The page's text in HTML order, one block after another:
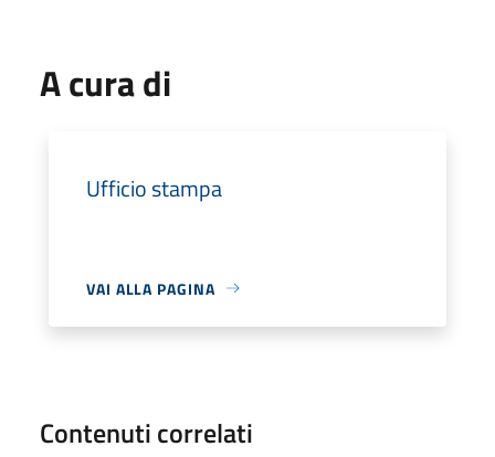
A cura di
Ufficio stampa
VAI ALLA PAGINA
Contenuti correlati